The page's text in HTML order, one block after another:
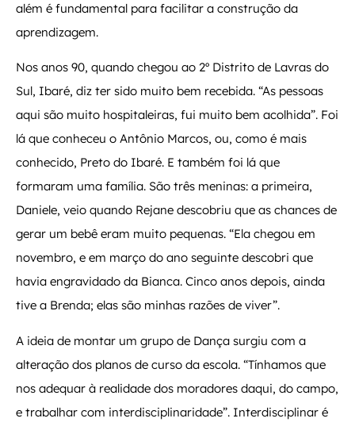
além é fundamental para facilitar a construção da
aprendizagem.
Nos anos 90, quando chegou ao 2º Distrito de Lavras do
Sul, Ibaré, diz ter sido muito bem recebida. “As pessoas
aqui são muito hospitaleiras, fui muito bem acolhida”. Foi
lá que conheceu o Antônio Marcos, ou, como é mais
conhecido, Preto do Ibaré. E também foi lá que
formaram uma família. São três meninas: a primeira,
Daniele, veio quando Rejane descobriu que as chances de
gerar um bebê eram muito pequenas. “Ela chegou em
novembro, e em março do ano seguinte descobri que
havia engravidado da Bianca. Cinco anos depois, ainda
tive a Brenda; elas são minhas razões de viver”.
A ideia de montar um grupo de Dança surgiu com a
alteração dos planos de curso da escola. “Tínhamos que
nos adequar à realidade dos moradores daqui, do campo,
e trabalhar com interdisciplinaridade”. Interdisciplinar é